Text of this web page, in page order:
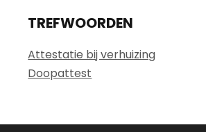
TREFWOORDEN
Attestatie bij verhuizing
Doopattest